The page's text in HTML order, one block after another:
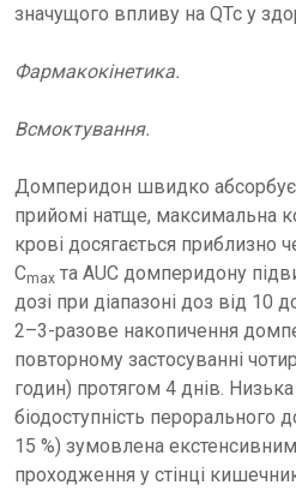
значущого впливу на QTc у
Фармакокінетика.
Всмоктування.
Домперидон швидко
прийомі натще, максимальна
крові досягається приблизно
Cmax та AUC домперидону
дозі при діапазоні доз від 10
2–3-разове накопичення
повторному застосуванні
годин) протягом 4 днів.
біодоступність перорального
15 %) зумовлена
проходження у стінці